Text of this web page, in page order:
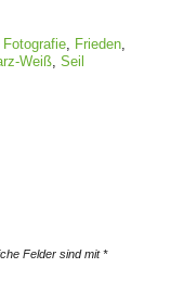
Fotografie Frieden
Weiß Seil
Felder sind mit*